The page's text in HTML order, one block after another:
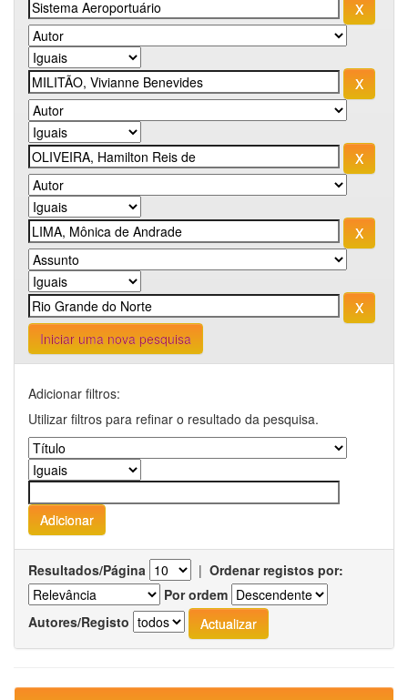
Iniciar uma nova pesquisa
Adicionar filtros:
Utilizar filtros para refinar o resultado da pesquisa.
Resultados/Página | Ordenar registos por:
Por ordem
Autores/Registo